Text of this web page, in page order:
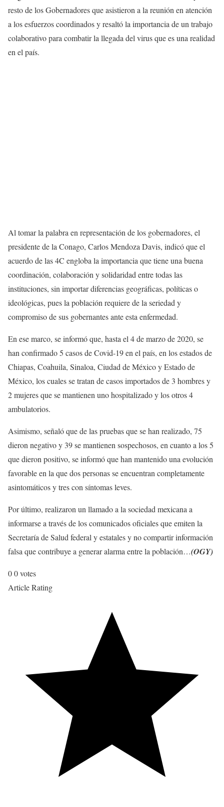
resto de los Gobernadores que asistieron a la reunión en atención
a los esfuerzos coordinados y resaltó la importancia de un trabajo
colaborativo para combatir la llegada del virus que es una realidad
en el país.
Al tomar la palabra en representación de los gobernadores, el
presidente de la Conago, Carlos Mendoza Davis, indicó que el
acuerdo de las 4C engloba la importancia que tiene una buena
coordinación, colaboración y solidaridad entre todas las
instituciones, sin importar diferencias geográficas, políticas o
ideológicas, pues la población requiere de la seriedad y
compromiso de sus gobernantes ante esta enfermedad.
En ese marco, se informó que, hasta el 4 de marzo de 2020, se
han confirmado 5 casos de Covid-19 en el país, en los estados de
Chiapas, Coahuila, Sinaloa, Ciudad de México y Estado de
México, los cuales se tratan de casos importados de 3 hombres y
2 mujeres que se mantienen uno hospitalizado y los otros 4
ambulatorios.
Asimismo, señaló que de las pruebas que se han realizado, 75
dieron negativo y 39 se mantienen sospechosos, en cuanto a los 5
que dieron positivo, se informó que han mantenido una evolución
favorable en la que dos personas se encuentran completamente
asintomáticos y tres con síntomas leves.
Por último, realizaron un llamado a la sociedad mexicana a
informarse a través de los comunicados oficiales que emiten la
Secretaría de Salud federal y estatales y no compartir información
falsa que contribuye a generar alarma entre la población…(OGY)
00votes
Article Rating